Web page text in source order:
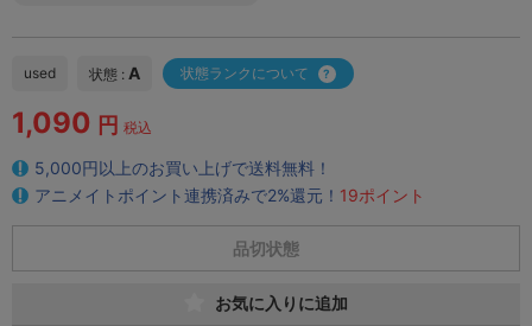
used 状態 : A 状態ランクについて
1,090 円 税込
5,000円以上のお買い上げで送料無料！
アニメイトポイント連携済みで2%還元！ 19ポイント
品切状態
お気に入りに追加